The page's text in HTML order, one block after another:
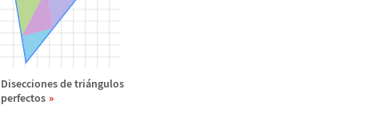
Disecciones de triángulos
perfectos